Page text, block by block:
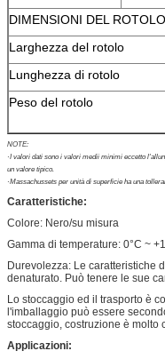
DIMENSIONI DEL ROTOLO
Larghezza del rotolo
Lunghezza di rotolo
Peso del rotolo
NOTE:
·I valori dati sono i valori medii minimi eccetto
un valore tipico.
·Massachussets per unità di superficie ha una
Caratteristiche:
Colore: Nero/su misura
Gamma di temperature: 0°C ~
Durevolezza: Le caratteristiche
denaturato. Può tenere le sue
Lo stoccaggio ed il trasporto è
l'imballaggio può essere
stoccaggio, costruzione è molto
Applicazioni: